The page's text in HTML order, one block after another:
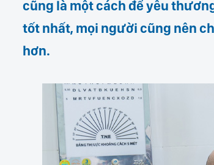
cũng là một cách để yêu
tốt nhất, mọi người cũng nên
hơn.